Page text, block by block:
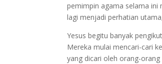
pemimpin agama selama ini
lagi menjadi perhatian
Yesus begitu banyak
Mereka mulai mencari-cari
yang dicari oleh orang-